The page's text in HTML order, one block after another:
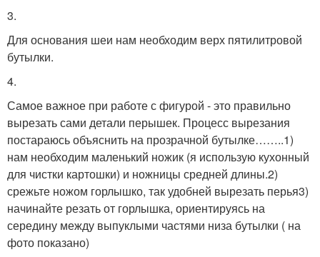
3.
Для основания шеи нам необходим верх пятилитровой
бутылки.
4.
Самое важное при работе с фигурой - это правильно
вырезать сами детали перышек. Процесс вырезания
постараюсь объяснить на прозрачной бутылке……..1)
нам необходим маленький ножик (я использую кухонный
для чистки картошки) и ножницы средней длины.2)
срежьте ножом горлышко, так удобней вырезать перья3)
начинайте резать от горлышка, ориентируясь на
середину между выпуклыми частями низа бутылки ( на
фото показано)